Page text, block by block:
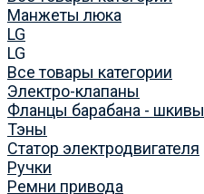
Манжеты люка
LG
LG
Все товары категории
Электро-клапаны
Фланцы барабана - шкивы
Тэны
Статор электродвигателя
Ручки
Ремни привода